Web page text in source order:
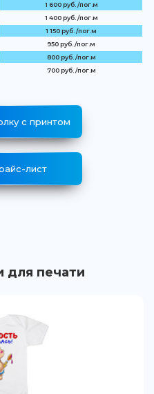
1 600 руб. /пог.м
1 400 руб. /пог.м
1 150 руб. /пог.м
950 руб. /пог.м
800 руб. /пог.м
700 руб. /пог.м
с принтом
лист
для печати